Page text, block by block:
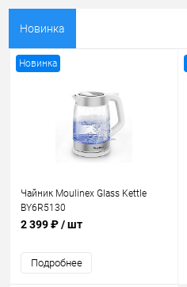
Новинка
Новинка
Чайник Moulinex Glass Kettle
BY6R5130
2 399 ₽/ шт
Подробнее